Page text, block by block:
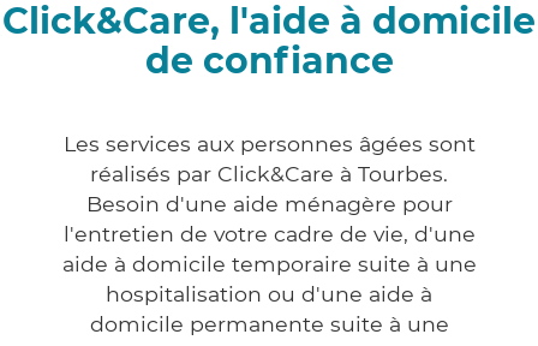
Click&Care, l'aide à domicile
de confiance
Les services aux personnes âgées sont
réalisés par Click&Care à Tourbes.
Besoin d'une aide ménagère pour
l'entretien de votre cadre de vie, d'une
aide à domicile temporaire suite à une
hospitalisation ou d'une aide à
domicile permanente suite à une